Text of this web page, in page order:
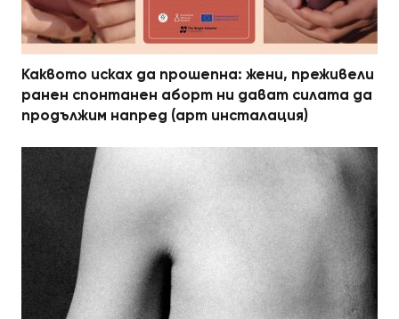
Каквото исках да прошепна: жени, преживели
ранен спонтанен аборт ни дават силата да
продължим напред (арт инсталация)